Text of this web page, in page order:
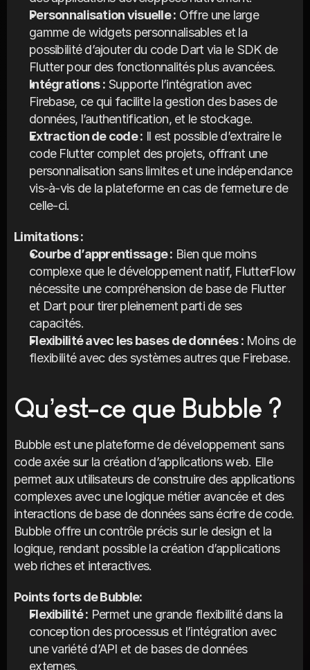
Personnalisation visuelle : Offre une large
gamme de widgets personnalisables et la
possibilité d’ajouter du code Dart via le SDK de
Flutter pour des fonctionnalités plus avancées.
Intégrations : Supporte l’intégration avec
Firebase, ce qui facilite la gestion des bases de
données, l’authentification, et le stockage.
Extraction de code : Il est possible d’extraire le
code Flutter complet des projets, offrant une
personnalisation sans limites et une indépendance
vis-à-vis de la plateforme en cas de fermeture de
celle-ci.
Limitations :
Courbe d’apprentissage : Bien que moins
complexe que le développement natif, FlutterFlow
nécessite une compréhension de base de Flutter
et Dart pour tirer pleinement parti de ses
capacités.
Flexibilité avec les bases de données : Moins de
flexibilité avec des systèmes autres que Firebase.
Qu’est-ce que Bubble ?
Bubble est une plateforme de développement sans
code axée sur la création d’applications web. Elle
permet aux utilisateurs de construire des applications
complexes avec une logique métier avancée et des
interactions de base de données sans écrire de code.
Bubble offre un contrôle précis sur le design et la
logique, rendant possible la création d’applications
web riches et interactives.
Points forts de Bubble:
Flexibilité : Permet une grande flexibilité dans la
conception des processus et l’intégration avec
une variété d’API et de bases de données
externes.